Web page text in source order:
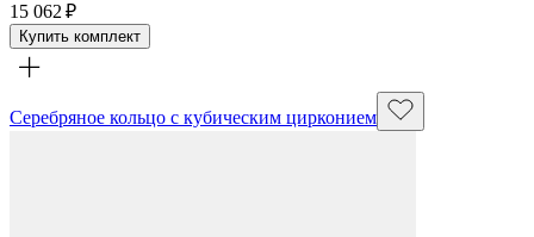
15 062 ₽
Купить комплект
Серебряное кольцо с кубическим цирконием